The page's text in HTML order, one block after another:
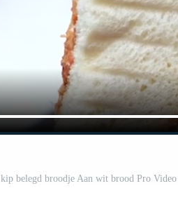
kip belegd broodje Aan wit brood Pro Video